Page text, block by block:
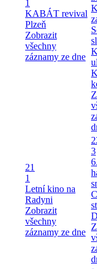
1
KABÁT revival
Plzeň
Zobrazit
všechny
záznamy ze dne
21
1
Letní kino na
Radyni
Zobrazit
všechny
záznamy ze dne
3